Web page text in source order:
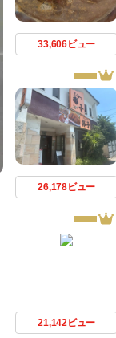
33,606ビュー
26,178ビュー
21,142ビュー